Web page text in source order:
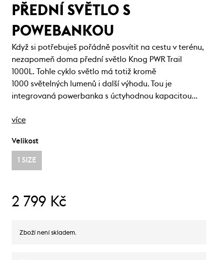
PŘEDNÍ SVĚTLO S
POWEBANKOU
Když si potřebuješ pořádně posvítit na cestu v terénu,
nezapomeň doma přední světlo Knog PWR Trail
1000L. Tohle cyklo světlo má totiž kromě
1000 světelných lumenů i další výhodu. Tou je
integrovaná powerbanka s úctyhodnou kapacitou…
více
Velikost
1 SIZE
2 799 Kč
Zboží není skladem.